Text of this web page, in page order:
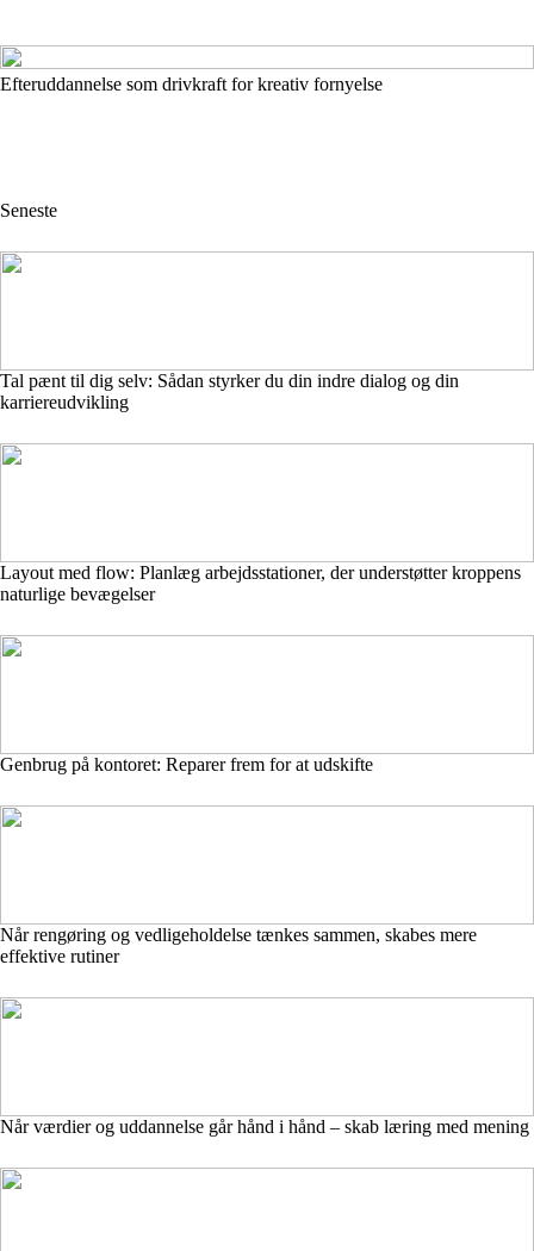
Efteruddannelse som drivkraft for kreativ fornyelse
Seneste
Tal pænt til dig selv: Sådan styrker du din indre dialog og din
karriereudvikling
Layout med flow: Planlæg arbejdsstationer, der understøtter kroppens
naturlige bevægelser
Genbrug på kontoret: Reparer frem for at udskifte
Når rengøring og vedligeholdelse tænkes sammen, skabes mere
effektive rutiner
Når værdier og uddannelse går hånd i hånd – skab læring med mening